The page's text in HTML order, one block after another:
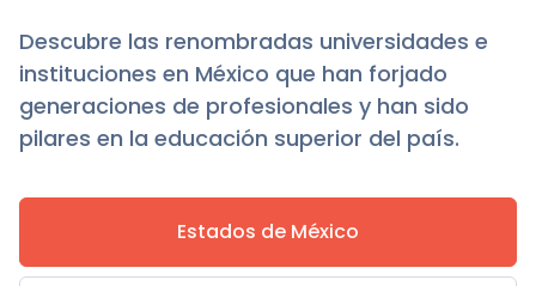
Descubre las renombradas universidades e
instituciones en México que han forjado
generaciones de profesionales y han sido
pilares en la educación superior del país.
Estados de México